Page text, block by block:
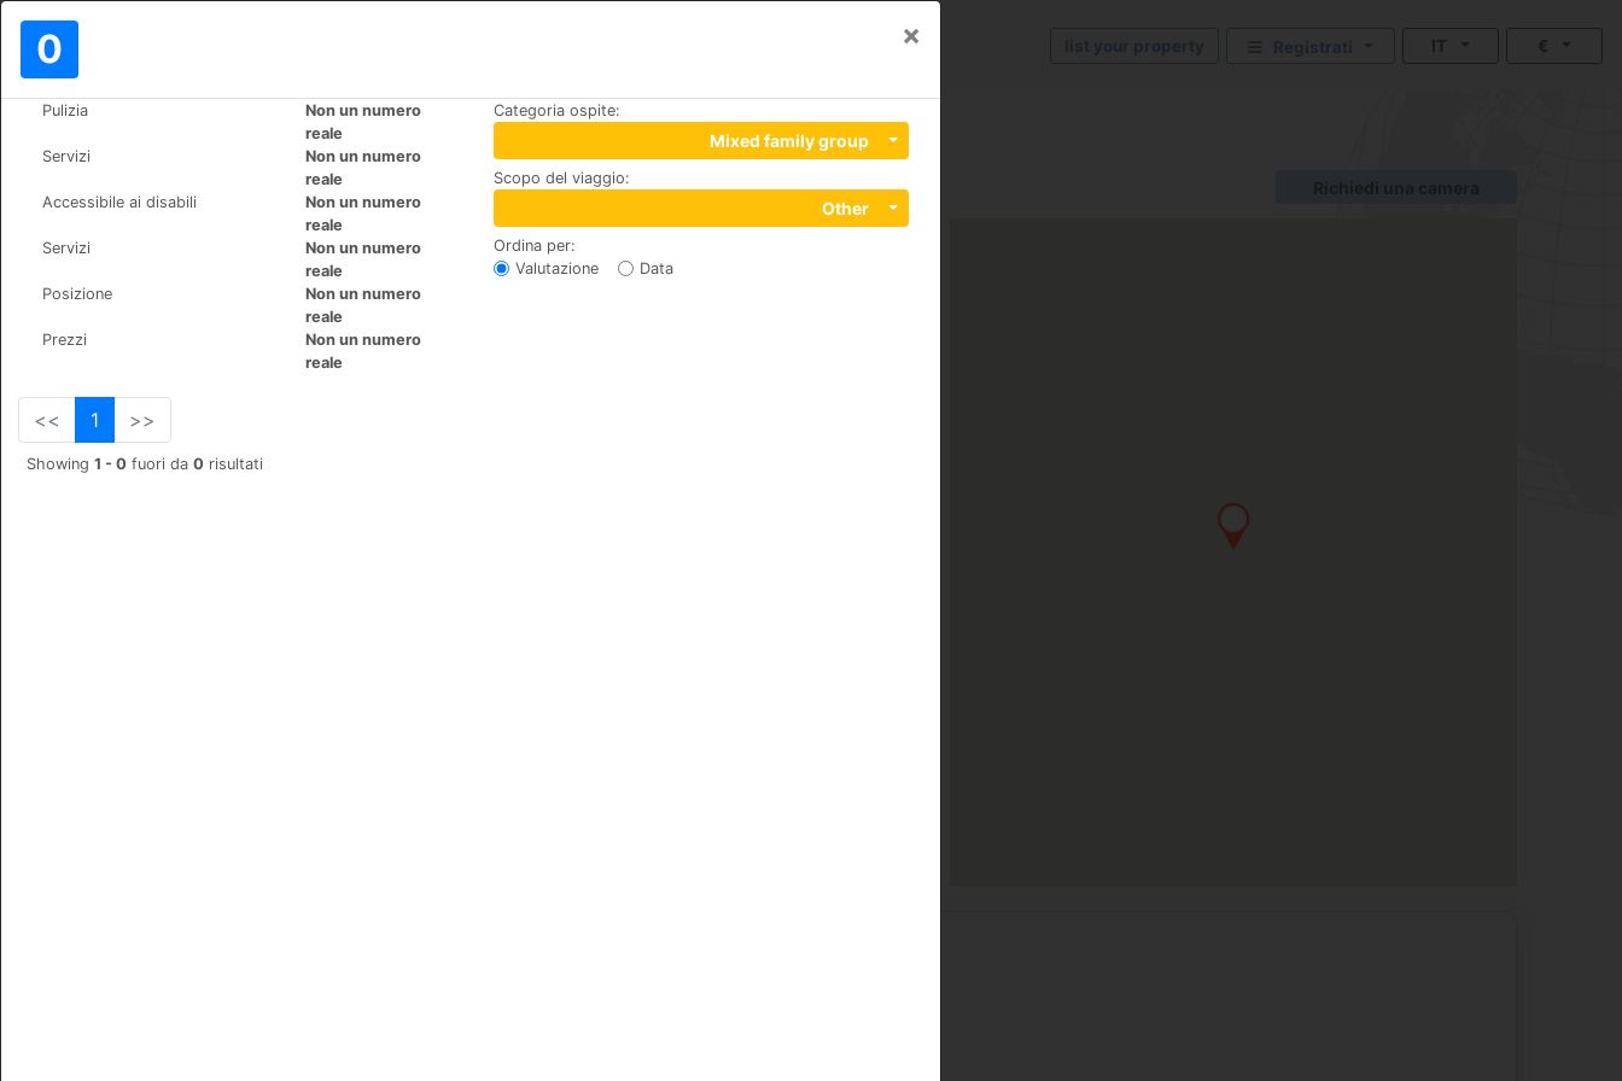
0 ×
Pulizia
Non un numero
reale
Servizi
Non un numero
reale
Accessibile ai disabili
Non un numero
reale
Servizi
Non un numero
reale
Posizione
Non un numero
reale
Prezzi
Non un numero
reale
Categoria ospite:
Mixed family group
Scopo del viaggio:
Other
Ordina per:
Valutazione
Data
<< 1 >>
Showing 1 - 0 fuori da 0 risultati
IT €
Dere Suites Cappadocia
Dereler Mah. No:49, 50400